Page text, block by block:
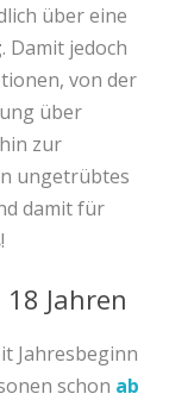
über eine
. Damit jedoch
von der
über
zur
ungetrübtes
damit für
!
Jahren
Jahresbeginn
schon ab